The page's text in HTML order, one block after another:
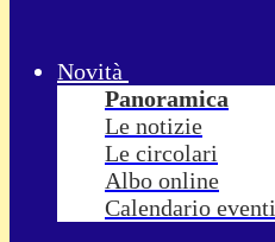
Novità
Panoramica
Le notizie
Le circolari
Albo online
Calendario eventi